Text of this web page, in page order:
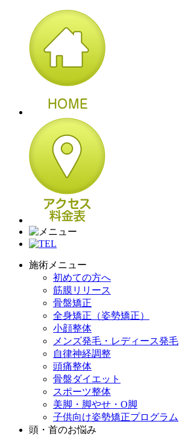
施術メニュー
初めての方へ
筋膜リリース
骨盤矯正
全身矯正（姿勢矯正）
小顔整体
メンズ発毛・レディース発毛
自律神経調整
頭痛整体
骨盤ダイエット
スポーツ整体
美脚・脚やせ・O脚
子供向け姿勢矯正プログラム
頭・首のお悩み